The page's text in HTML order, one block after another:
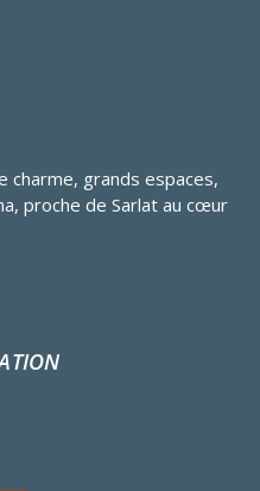
charme, grands espaces,
proche de Sarlat au cœur